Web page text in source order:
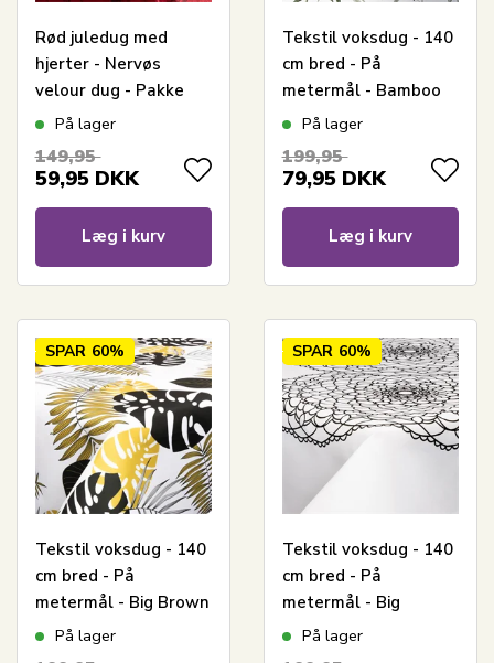
Rød juledug med
hjerter - Nervøs
velour dug - Pakke
med 3 meter
På lager
149,95
59,95 DKK
Læg i kurv
Tekstil voksdug - 140
cm bred - På
metermål - Bamboo
green - Voksdug med
På lager
199,95
79,95 DKK
Læg i kurv
SPAR 60%
Tekstil voksdug - 140
cm bred - På
metermål - Big Brown
Leaves - Voksdug
På lager
SPAR 60%
Tekstil voksdug - 140
cm bred - På
metermål - Big
Flower Black -
På lager